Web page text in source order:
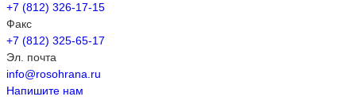
+7 (812) 326-17-15
Факс
+7 (812) 325-65-17
Эл. почта
info@rosohrana.ru
Напишите нам